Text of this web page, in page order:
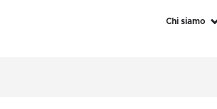
Chi siamo